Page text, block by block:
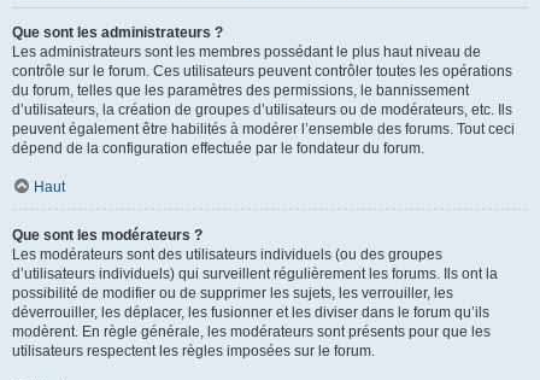
Que sont les administrateurs ?
Les administrateurs sont les membres possédant le plus haut niveau de
contrôle sur le forum. Ces utilisateurs peuvent contrôler toutes les opérations
du forum, telles que les paramètres des permissions, le bannissement
d’utilisateurs, la création de groupes d’utilisateurs ou de modérateurs, etc. Ils
peuvent également être habilités à modérer l’ensemble des forums. Tout ceci
dépend de la configuration effectuée par le fondateur du forum.
Haut
Que sont les modérateurs ?
Les modérateurs sont des utilisateurs individuels (ou des groupes
d’utilisateurs individuels) qui surveillent régulièrement les forums. Ils ont la
possibilité de modifier ou de supprimer les sujets, les verrouiller, les
déverrouiller, les déplacer, les fusionner et les diviser dans le forum qu’ils
modèrent. En règle générale, les modérateurs sont présents pour que les
utilisateurs respectent les règles imposées sur le forum.